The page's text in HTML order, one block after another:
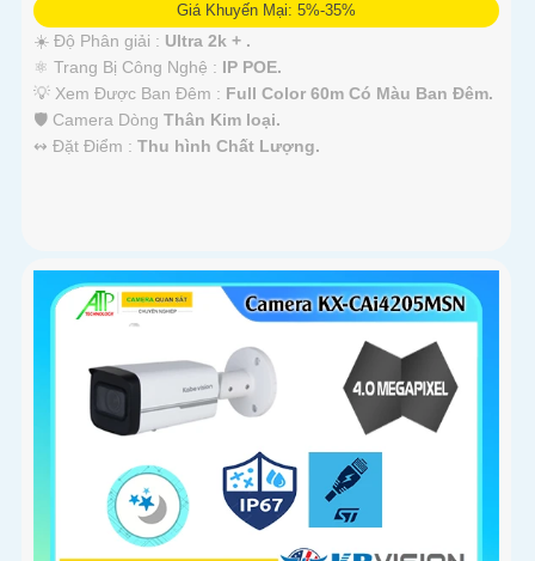
Giá Khuyến Mại: 5%-35%
☀️ Độ Phân giải : Ultra 2k + .
⚛️ Trang Bị Công Nghệ : IP POE.
💡 Xem Được Ban Đêm : Full Color 60m Có Màu Ban Ðêm.
🛡 Camera Dòng Thân Kim loại.
️↭ Đặt Điểm : Thu hình Chất Lượng.